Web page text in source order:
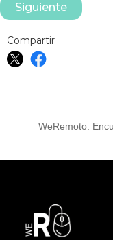
Siguiente
Compartir
WeRemoto.